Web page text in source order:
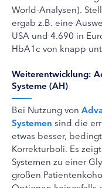
World-Analysen).
ergab z.B. eine
USA und 4.690 in
HbA1c von knapp
Weiterentwicklung:
Systeme (AH)
Bei Nutzung von
Systemen sind die
etwas besser,
Korrekturboli. Es
Systemen zu einer
großen